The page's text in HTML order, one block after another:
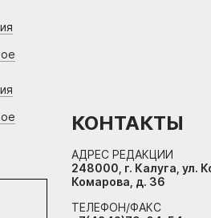
КОНТАКТЫ
АДРЕС РЕДАКЦИИ
248000, г. Калуга, ул.
Комарова, д. 36
ТЕЛЕФОН/ФАКС